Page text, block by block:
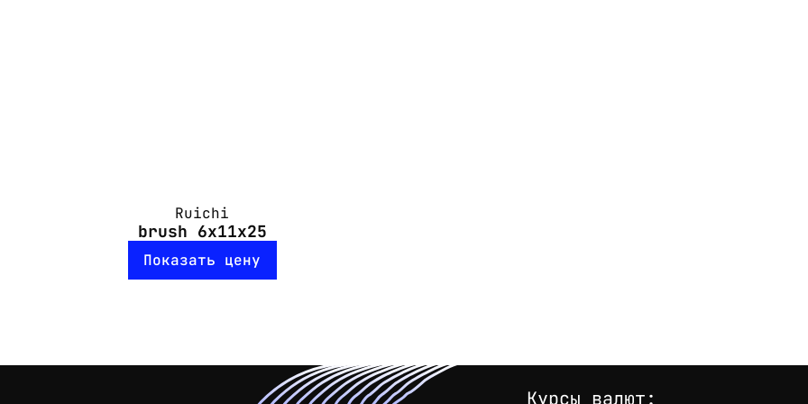
Ruichi
brush 6x11x25
Показать цену
Курсы валют: